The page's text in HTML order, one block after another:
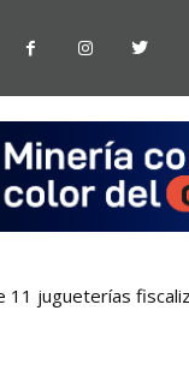
11 jugueterías
que asegura el